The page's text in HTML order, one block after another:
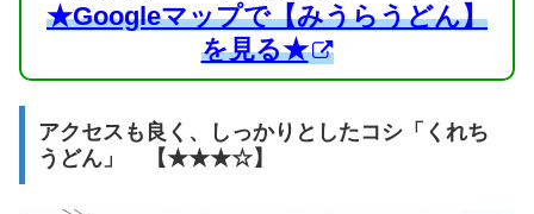
★Googleマップで【みうらうどん】
を見る★
アクセスも良く、しっかりとしたコシ「くれち
うどん」 【★★★☆】